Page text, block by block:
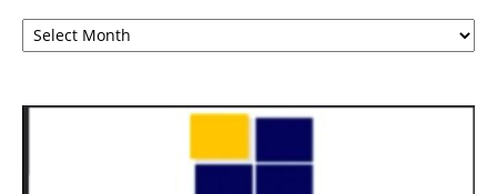
Archives